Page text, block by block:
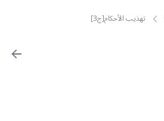
تهذيب الأحكام[ج3]